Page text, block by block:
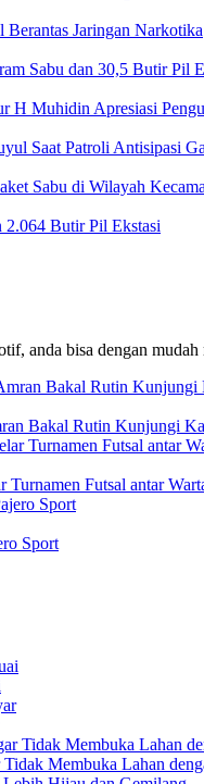
Jaringan Narkotika
Sabu dan 30,5 Butir Pil
H Muhidin Apresiasi
Saat Patroli Antisipasi
Sabu di Wilayah
2.064 Butir Pil Ekstasi
anda bisa dengan
Bakal Rutin Kunjungi
Futsal antar
Sport
Membuka Lahan